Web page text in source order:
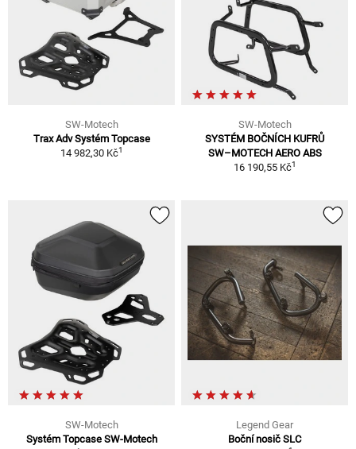
SW-Motech
Trax Adv Systém Topcase
14 982,30 Kč1
SW-Motech
SYSTÉM BOČNÍCH KUFRŮ
SW–MOTECH AERO ABS
16 190,55 Kč1
SW-Motech
Systém Topcase SW-Motech
Legend Gear
Boční nosič SLC